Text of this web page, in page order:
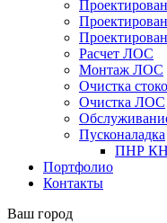
Расчет ЛОС
Монтаж ЛОС
Очистка
Очистка ЛОС
Пусконаладка
ПНР
Портфолио
Контакты
Ваш город